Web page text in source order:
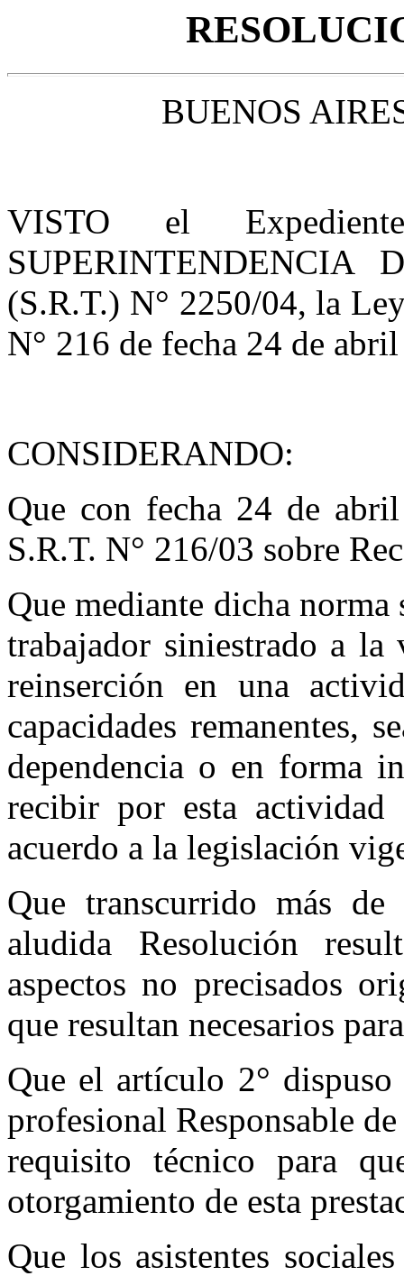
BUENOS
VISTO el
SUPERINTENDENCIA
(S.R.T.) N° 2250/04, la
N° 216 de fecha 24 de
CONSIDERANDO:
Que con fecha 24 de
S.R.T. N° 216/03 sobre
Que mediante dicha
trabajador siniestrado a
reinserción en una
capacidades remanentes,
dependencia o en forma
recibir por esta actividad
acuerdo a la legislación
Que transcurrido más
aludida Resolución
aspectos no precisados
que resultan necesarios
Que el artículo 2°
profesional Responsable
requisito técnico para
otorgamiento de esta
Que los asistentes